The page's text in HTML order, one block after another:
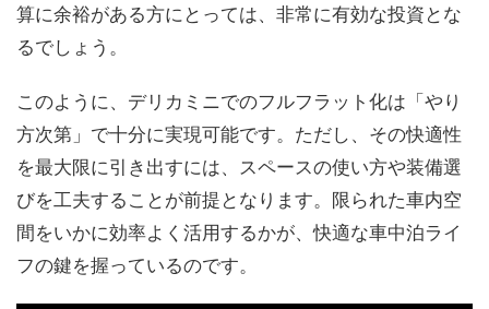
算に余裕がある方にとっては、非常に有効な投資とな
るでしょう。
このように、デリカミニでのフルフラット化は「やり
方次第」で十分に実現可能です。ただし、その快適性
を最大限に引き出すには、スペースの使い方や装備選
びを工夫することが前提となります。限られた車内空
間をいかに効率よく活用するかが、快適な車中泊ライ
フの鍵を握っているのです。